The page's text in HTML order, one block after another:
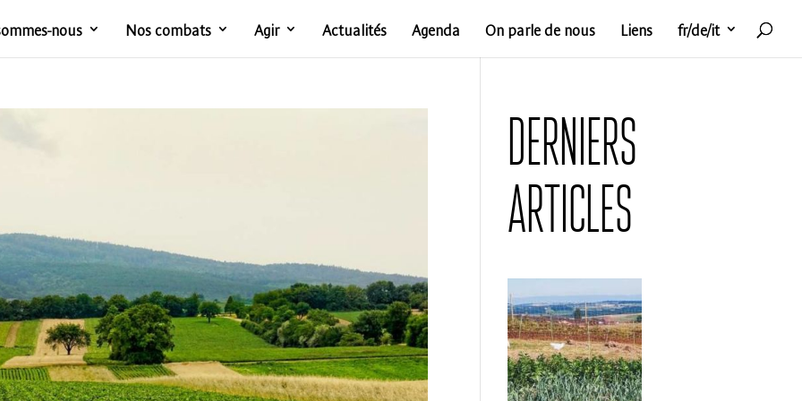
nous Nos combats Agir Actualités Agenda On parle de nous Liens fr/de/it
Derniers
articles